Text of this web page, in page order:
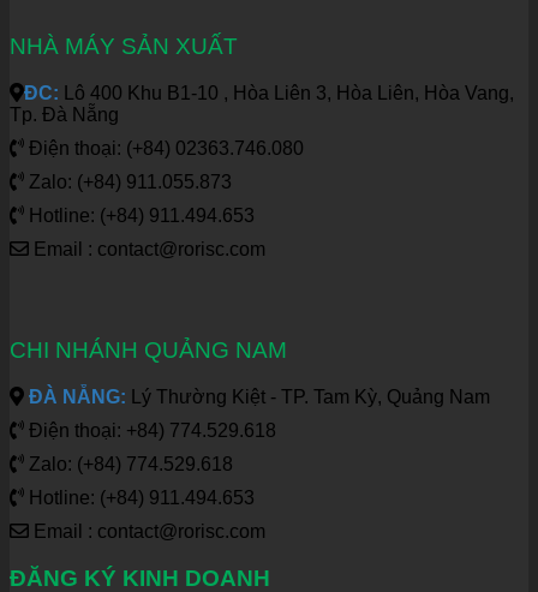
NHÀ MÁY SẢN XUẤT
ĐC: Lô 400 Khu B1-10 , Hòa Liên 3, Hòa Liên, Hòa Vang,
Tp. Đà Nẵng
Điện thoại: (+84) 02363.746.080
Zalo: (+84) 911.055.873
Hotline: (+84) 911.494.653
Email : contact@rorisc.com
CHI NHÁNH QUẢNG NAM
ĐÀ NẴNG: Lý Thường Kiệt - TP. Tam Kỳ, Quảng Nam
Điện thoại: +84) 774.529.618
Zalo: (+84) 774.529.618
Hotline: (+84) 911.494.653
Email : contact@rorisc.com
ĐĂNG KÝ KINH DOANH